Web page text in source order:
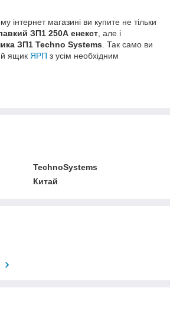
інтернет магазині ви купите не тільки
ЗП1 250А енекст але і
ЗП1 Techno Systems . Так само ви
ящик ЯРП з усім необхідним
TechnoSystems
Китай